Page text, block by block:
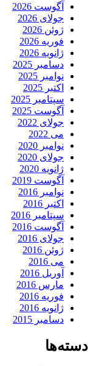
آگوست 2026
جولای 2026
ژوئن 2026
فوریه 2026
ژانویه 2026
دسامبر 2025
نوامبر 2025
اکتبر 2025
سپتامبر 2025
آگوست 2025
جولای 2022
می 2022
نوامبر 2020
جولای 2020
ژانویه 2020
آگوست 2019
نوامبر 2016
اکتبر 2016
سپتامبر 2016
آگوست 2016
جولای 2016
ژوئن 2016
می 2016
آوریل 2016
مارس 2016
فوریه 2016
ژانویه 2016
دسامبر 2015
دسته‌ها